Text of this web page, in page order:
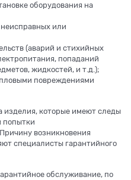
оборудования на
или
(аварий и стихийных
попаданий
жидкостей, и т.д.);
повреждениями
изделия, которые имеют следы
попытки
возникновения
специалисты гарантийного
обслуживание, по